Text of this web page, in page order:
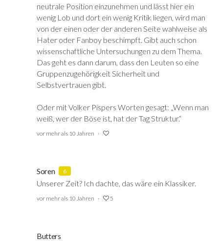
neutrale Position einzunehmen und lässt hier ein
wenig Lob und dort ein wenig Kritik liegen, wird man
von der einen oder der anderen Seite wahlweise als
Hater oder Fanboy beschimpft. Gibt auch schon
wissenschaftliche Untersuchungen zu dem Thema.
Das geht es dann darum, dass den Leuten so eine
Gruppenzugehörigkeit Sicherheit und
Selbstvertrauen gibt.
Oder mit Volker Pispers Worten gesagt: „Wenn man
weiß, wer der Böse ist, hat der Tag Struktur.“
vor mehr als 10 Jahren
Soren 6
Unserer Zeit? Ich dachte, das wäre ein Klassiker.
vor mehr als 10 Jahren 5
Butters